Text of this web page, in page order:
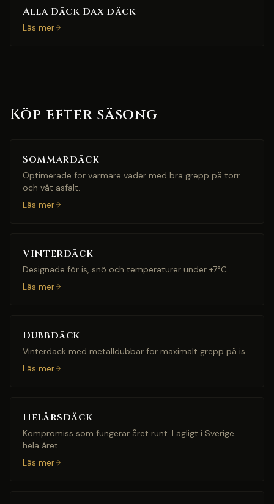
Alla Däck Dax däck
Läs mer
Köp efter säsong
Sommardäck
Optimerade för varmare väder med bra grepp på torr
och våt asfalt.
Läs mer
Vinterdäck
Designade för is, snö och temperaturer under +7°C.
Läs mer
Dubbdäck
Vinterdäck med metalldubbar för maximalt grepp på is.
Läs mer
Helårsdäck
Kompromiss som fungerar året runt. Lagligt i Sverige
hela året.
Läs mer